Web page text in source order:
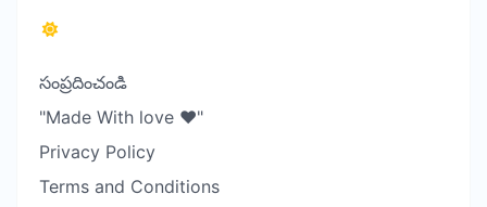
సంప్రదించండి
"Made With love ❤️"
Privacy Policy
Terms and Conditions